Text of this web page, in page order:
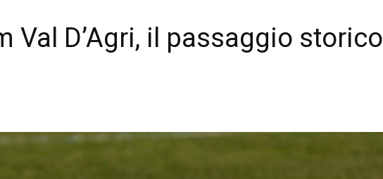
Val D’Agri, il passaggio storico